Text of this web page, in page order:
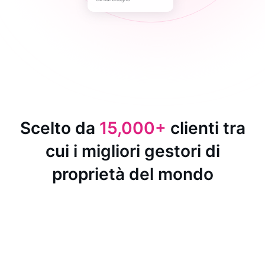
Scelto da 15,000+ clienti tra
cui i migliori gestori di
proprietà del mondo